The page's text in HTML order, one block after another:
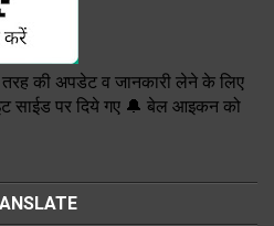
तरह की अपडेट व जानकारी लेने के लिए
साईड पर दिये गए 🔔 बेल आइकन को